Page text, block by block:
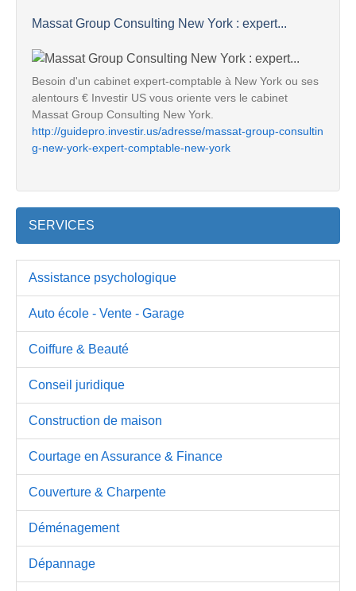
Massat Group Consulting New York : expert...
Besoin d'un cabinet expert-comptable à New York ou ses
alentours € Investir US vous oriente vers le cabinet
Massat Group Consulting New York.
http://guidepro.investir.us/adresse/massat-group-consultin
g-new-york-expert-comptable-new-york
SERVICES
Assistance psychologique
Auto école - Vente - Garage
Coiffure & Beauté
Conseil juridique
Construction de maison
Courtage en Assurance & Finance
Couverture & Charpente
Déménagement
Dépannage